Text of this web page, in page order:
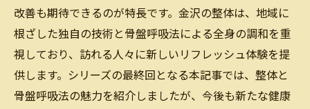
改善も期待できるのが特長です。金沢の整体は、地域に
根ざした独自の技術と骨盤呼吸法による全身の調和を重
視しており、訪れる人々に新しいリフレッシュ体験を提
供します。シリーズの最終回となる本記事では、整体と
骨盤呼吸法の魅力を紹介しましたが、今後も新たな健康